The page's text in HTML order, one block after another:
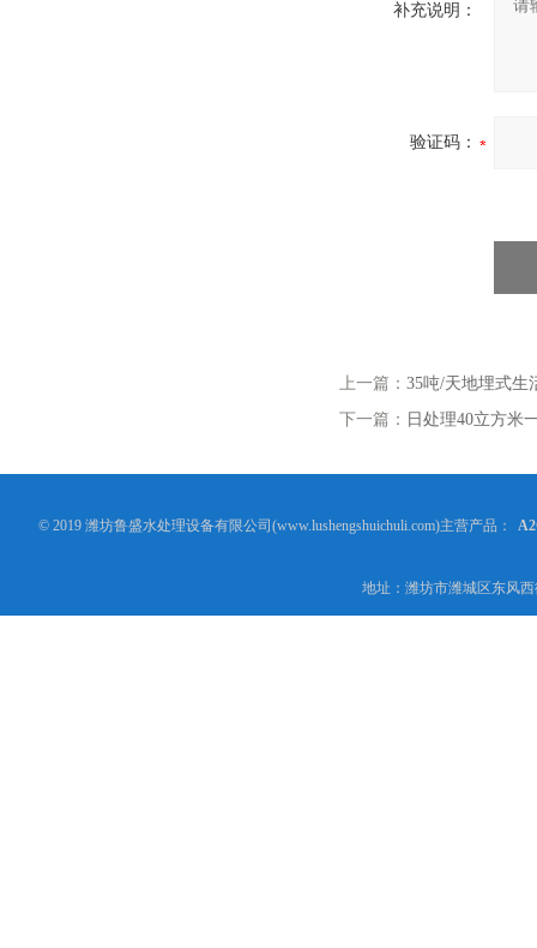
补充说明：
验证码：
上一篇： 35吨/天地埋式生
下一篇： 日处理40立方米
© 2019 潍坊鲁盛水处理设备有限公司(www.lushengshuichuli.com)主营产品：
地址：潍坊市潍城区东风